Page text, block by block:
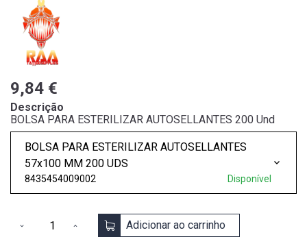
9,84 €
Descrição
BOLSA PARA ESTERILIZAR AUTOSELLANTES 200 Und
BOLSA PARA ESTERILIZAR AUTOSELLANTES
57x100 MM 200 UDS
8435454009002 Disponível
Adicionar ao carrinho